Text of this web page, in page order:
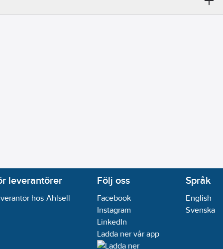
leverantörer
hos Ahlsell
Följ oss
Facebook
Instagram
LinkedIn
Ladda ner vår app
Språk
English
Svenska